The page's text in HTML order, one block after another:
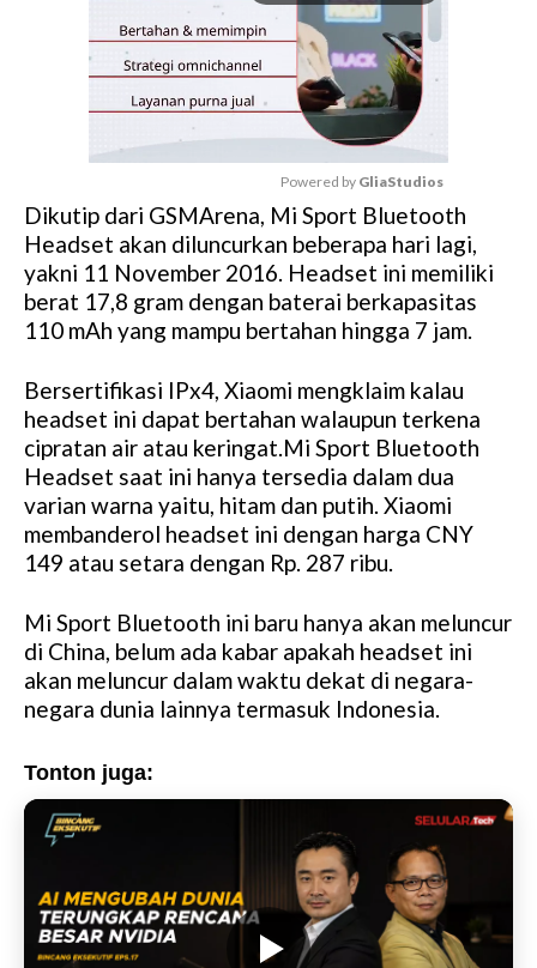
M
u
t
e
Powered by GliaStudios
Dikutip dari GSMArena, Mi Sport Bluetooth
Headset akan diluncurkan beberapa hari lagi,
yakni 11 November 2016. Headset ini memiliki
berat 17,8 gram dengan baterai berkapasitas
110 mAh yang mampu bertahan hingga 7 jam.
Bersertifikasi IPx4, Xiaomi mengklaim kalau
headset ini dapat bertahan walaupun terkena
cipratan air atau keringat.Mi Sport Bluetooth
Headset saat ini hanya tersedia dalam dua
varian warna yaitu, hitam dan putih. Xiaomi
membanderol headset ini dengan harga CNY
149 atau setara dengan Rp. 287 ribu.
Mi Sport Bluetooth ini baru hanya akan meluncur
di China, belum ada kabar apakah headset ini
akan meluncur dalam waktu dekat di negara-
negara dunia lainnya termasuk Indonesia.
Tonton juga: